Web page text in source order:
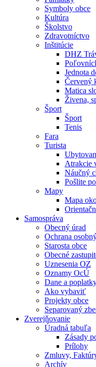
Symboly obce
Kultúra
Školstvo
Zdravotníctvo
Inštitúcie
DHZ
Jednota
Červený
Matica
Živena,
Šport
Šport
Tenis
Fara
Turista
Atrakcie
Náučný
Pošlite
Mapy
Mapa
Samospráva
Obecný úrad
Ochrana
Starosta obce
Obecné
Uznesenia OZ
Oznamy OcÚ
Dane a
Ako vybaviť
Projekty obce
Separovaný
Zverejňovanie
Úradná tabuľa
Zásady
Prílohy
Zmluvy,
Archív